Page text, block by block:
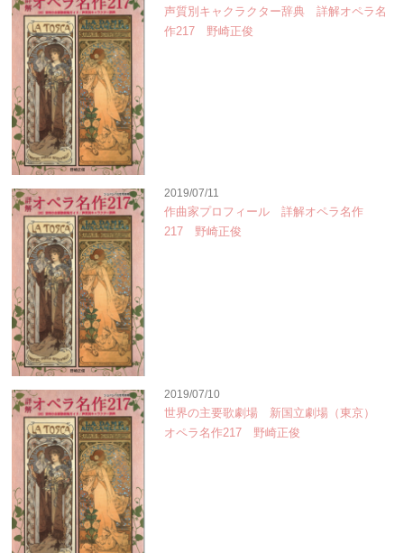
声質別キャクラクター辞典 詳解オペラ名
作217 野崎正俊
2019/07/11
作曲家プロフィール 詳解オペラ名作
217 野崎正俊
2019/07/10
世界の主要歌劇場 新国立劇場（東京）
オペラ名作217 野崎正俊